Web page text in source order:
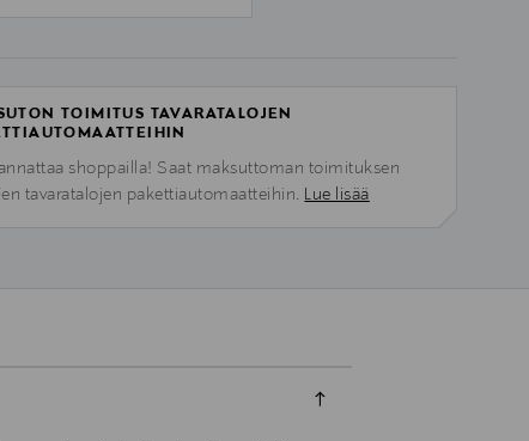
TOIMITUS TAVARATALOJEN
shoppailla! Saat maksuttoman toimituksen
tavaratalojen pakettiautomaatteihin. Lue lisää